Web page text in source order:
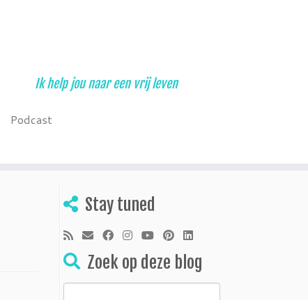
Ik help jou naar een vrij leven
Podcast
Stay tuned
Zoek op deze blog
Zoeken